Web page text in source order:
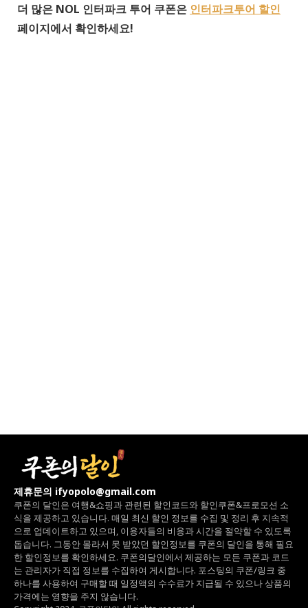
더 많은 NOL 인터파크 투어 쿠폰은 인터파크투어 할인
페이지에서 확인하세요!
제휴문의 ifyopolo@gmail.com
쿠폰의 달인은 여행&쇼핑과 관련된 할인코드와 할인쿠폰&프로모션 소
식을 제공하고 있습니다. 매일 최신 할인 정보를 수집 및 정리 후 지속적
으로 업데이트하고 있으며, 이용자들의 비용과 시간을 절약할 수 있도록
돕습니다. 그동안 몰라서 못 받았던 할인정보를 쿠폰의 달인을 통해 필요
한 할인정보를 확인하세요. 쿠폰의달인에서 제공하는 모든 쿠폰과 코드
는 관리자가 직접 정보를 수집하여 게시합니다. 포스팅의 쿠폰/링크 중
하나를 사용하여 구매할 때 일정액의 수수료가 지급될 수 있으나상품의
가격에는 영향을 주지 않습니다.